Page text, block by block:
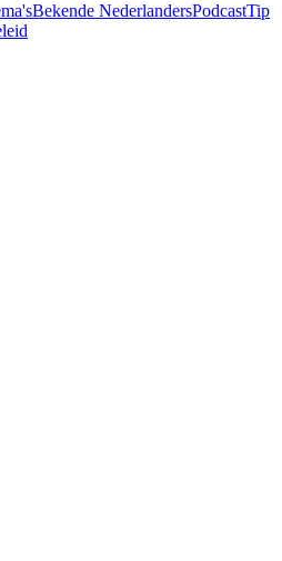
Bekende NederlandersPodcastTip